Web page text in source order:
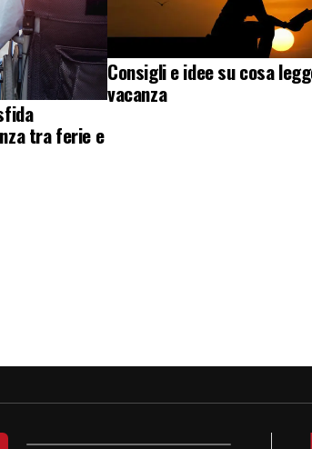
tra ferie e
Consigli e idee su cosa
vacanza